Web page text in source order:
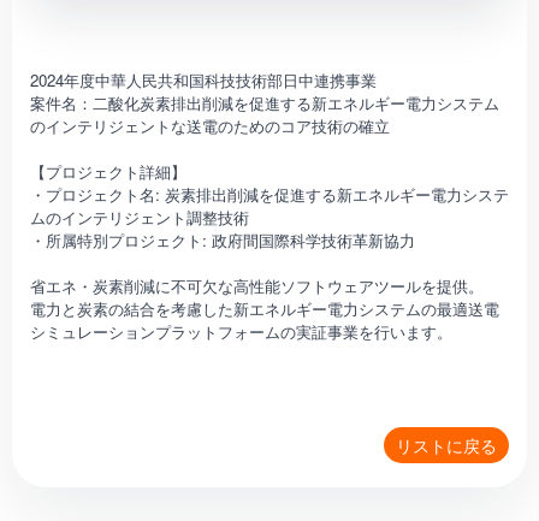
2024年度中華人民共和国科技技術部日中連携事業
案件名：二酸化炭素排出削減を促進する新エネルギー電力システム
のインテリジェントな送電のためのコア技術の確立
【プロジェクト詳細】
・プロジェクト名: 炭素排出削減を促進する新エネルギー電力システ
ムのインテリジェント調整技術
・所属特別プロジェクト: 政府間国際科学技術革新協力
省エネ・炭素削減に不可欠な高性能ソフトウェアツールを提供。
電力と炭素の結合を考慮した新エネルギー電力システムの最適送電
シミュレーションプラットフォームの実証事業を行います。
リストに戻る